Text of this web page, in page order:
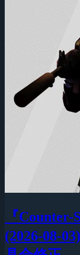
『
(2026-08-